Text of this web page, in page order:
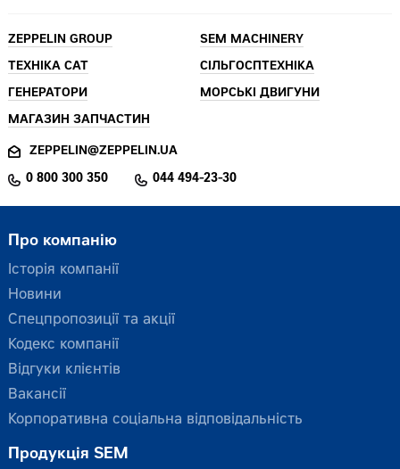
ZEPPELIN GROUP SEM MACHINERY
ТЕХНІКА CAT СІЛЬГОСПТЕХНІКА
ГЕНЕРАТОРИ МОРСЬКІ ДВИГУНИ
МАГАЗИН ЗАПЧАСТИН
ZEPPELIN@ZEPPELIN.UA
0 800 300 350 044 494-23-30
Про компанію
Історія компанії
Новини
Спецпропозиції та акції
Кодекс компанії
Відгуки клієнтів
Вакансії
Корпоративна соціальна відповідальність
Продукція SEM